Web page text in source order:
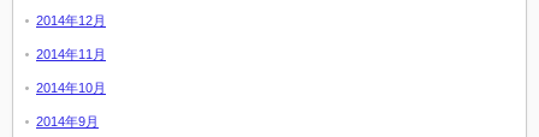
2014年12月
2014年11月
2014年10月
2014年9月